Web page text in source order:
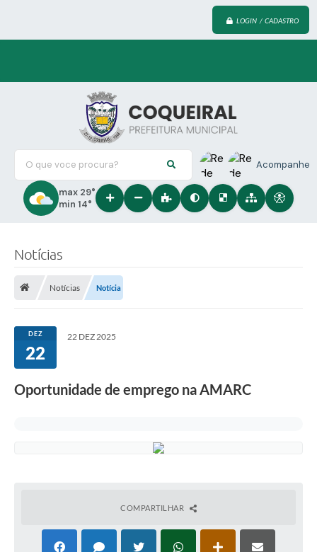
LOGIN / CADASTRO
O que voce procura? Acompanhe
max 29°
min 14°
Notícias
Notícias Notícia
DEZ
22
22 DEZ 2025
Oportunidade de emprego na AMARC
COMPARTILHAR